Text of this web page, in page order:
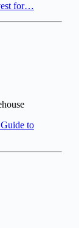
for…
to